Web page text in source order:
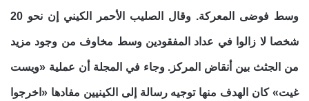
وسط فوضى المعركة. وقال الصليب الأحمر الكيني إن نحو 20
شخصا لا زالوا في عداد المفقودين وسط مخاوف من وجود مزيد
من الجثث بين أنقاض المركز. وجاء في المجلة أن عملية «ويست
غيت» كان الهدف منها توجيه رسالة إلى الكينيين مفادها «اخرجوا